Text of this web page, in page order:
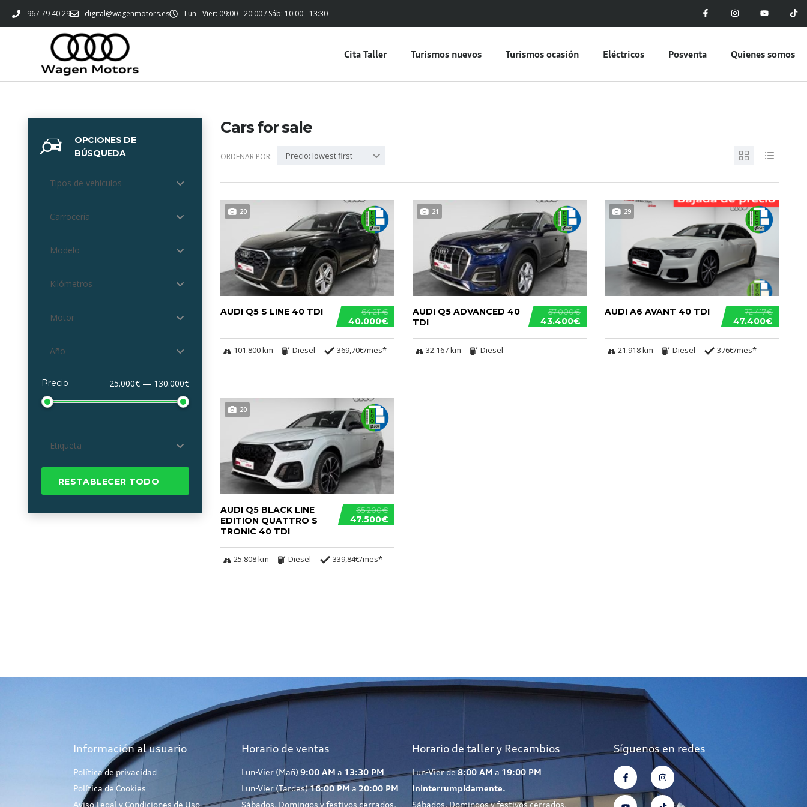
967 79 40 29 digital@wagenmotors.es Lun - Vier: 09:00 - 20:00 / Sáb: 10:00 - 13:30
Cita Taller Turismos nuevos Turismos ocasión Eléctricos Posventa Quienes somos
OPCIONES DE
BÚSQUEDA
Tipos de vehiculos
Carrocería
Modelo
Kilómetros
Motor
Año
Precio 25.000€ — 130.000€
Etiqueta
RESTABLECER TODO
Cars for sale
ORDENAR POR: Precio: lowest first
20
64.211€
40.000€
AUDI Q5 S LINE 40 TDI
101.800 km Diesel 369,70€/mes*
21
57.000€
43.400€
AUDI Q5 ADVANCED 40
TDI
32.167 km Diesel
29
72.417€
47.400€
AUDI A6 AVANT 40 TDI
21.918 km Diesel 376€/mes*
20
65.200€
47.500€
AUDI Q5 BLACK LINE
EDITION QUATTRO S
TRONIC 40 TDI
25.808 km Diesel 339,84€/mes*
Información al usuario
Política de privacidad
Política de Cookies
Aviso Legal y Condiciones de Uso
Horario de ventas
Lun-Vier (Mañ) 9:00 AM a 13:30 PM
Lun-Vier (Tardes)16:00 PM a 20:00 PM
Sábados, Domingos y festivos cerrados.
Horario de taller y Recambios
Lun-Vier de8:00 AM a 19:00 PM
Ininterrumpidamente.
Sábados, Domingos y festivos cerrados.
Síguenos en redes